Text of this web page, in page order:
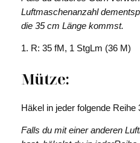
Luftmaschenanzahl
die 35 cm Länge kommst.
1. R: 35 fM, 1 StgLm (36 M)
Mütze:
Häkel in jeder folgende
Falls du mit einer anderen